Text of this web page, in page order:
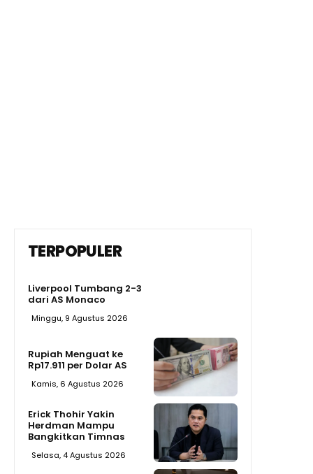
TERPOPULER
Liverpool Tumbang 2-3
dari AS Monaco
Minggu, 9 Agustus 2026
Rupiah Menguat ke
Rp17.911 per Dolar AS
Kamis, 6 Agustus 2026
Erick Thohir Yakin
Herdman Mampu
Bangkitkan Timnas
Selasa, 4 Agustus 2026